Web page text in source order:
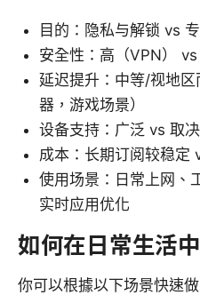
目的：隐私与解锁 vs
安全性：高（VPN） vs
延迟提升：中等/视地
器，游戏场景）
设备支持：广泛 vs 取
成本：长期订阅较稳定
使用场景：日常上网、
实时应用优化
如何在日常生活
你可以根據以下场景快速做